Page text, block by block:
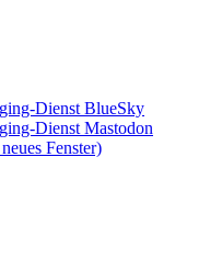
Dienst BlueSky
Dienst Mastodon
Fenster)